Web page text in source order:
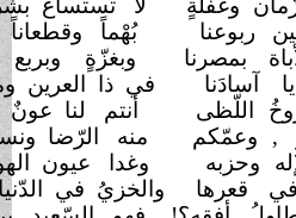
بُهْماً وقطعاناً من الأنعام !
وبغزّةٍ وبربع كلّ هُمام !
في ذا العرين ومنبت الإقدام!
أنتم لنا عونٌ على الأيّام !
منه الرّضا ونسائمُ الإنعام !
وغدا عيون الهود والإجرام !
والخزيُ في الدّنيا,وموتُ زؤامِ!